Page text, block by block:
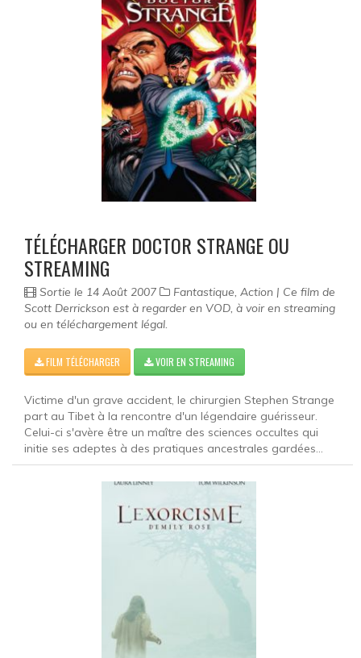
TÉLÉCHARGER DOCTOR STRANGE OU
STREAMING
Sortie le 14 Août 2007
Fantastique, Action | Ce film de
Scott Derrickson est à regarder en VOD, à voir en streaming
ou en téléchargement légal.
FILM TÉLÉCHARGER VOIR EN STREAMING
Victime d'un grave accident, le chirurgien Stephen Strange
part au Tibet à la rencontre d'un légendaire guérisseur.
Celui-ci s'avère être un maître des sciences occultes qui
initie ses adeptes à des pratiques ancestrales gardées...